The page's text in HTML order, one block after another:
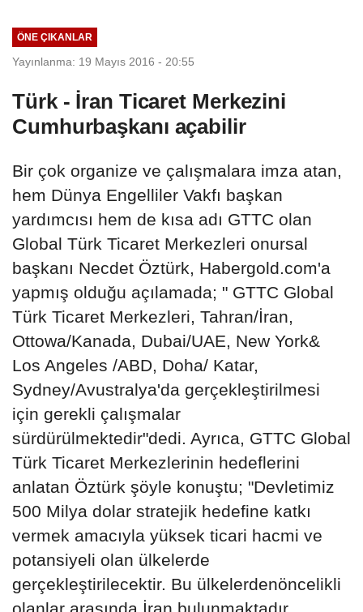
ÖNE ÇIKANLAR
Yayınlanma: 19 Mayıs 2016 - 20:55
Türk - İran Ticaret Merkezini
Cumhurbaşkanı açabilir
Bir çok organize ve çalışmalara imza atan,
hem Dünya Engelliler Vakfı başkan
yardımcısı hem de kısa adı GTTC olan
Global Türk Ticaret Merkezleri onursal
başkanı Necdet Öztürk, Habergold.com'a
yapmış olduğu açılamada; " GTTC Global
Türk Ticaret Merkezleri, Tahran/İran,
Ottowa/Kanada, Dubai/UAE, New York&
Los Angeles /ABD, Doha/ Katar,
Sydney/Avustralya'da gerçekleştirilmesi
için gerekli çalışmalar
sürdürülmektedir"dedi. Ayrıca, GTTC Global
Türk Ticaret Merkezlerinin hedeflerini
anlatan Öztürk şöyle konuştu; "Devletimiz
500 Milya dolar stratejik hedefine katkı
vermek amacıyla yüksek ticari hacmi ve
potansiyeli olan ülkelerde
gerçekleştirilecektir. Bu ülkelerdenöncelikli
olanlar arasında İran bulunmaktadır.